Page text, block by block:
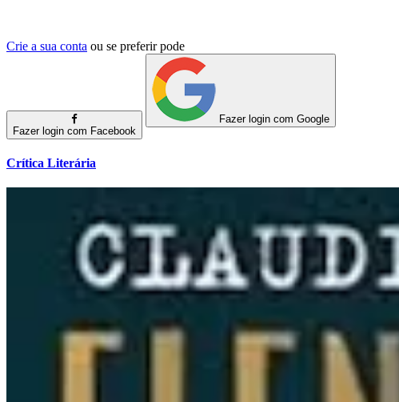
Crie a sua conta ou se preferir pode
Fazer login com Facebook
Fazer login com Google
Crítica Literária